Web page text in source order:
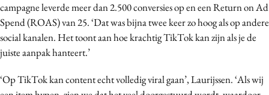
campagne leverde meer dan 2.500 conversies op en een Return on Ad
Spend (ROAS) van 25. ‘Dat was bijna twee keer zo hoog als op andere
social kanalen. Het toont aan hoe krachtig TikTok kan zijn als je de
juiste aanpak hanteert.’
‘Op TikTok kan content echt volledig viral gaan’, Laurijssen. ‘Als wij